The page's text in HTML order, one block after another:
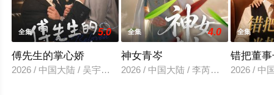
全集 5.0
傅先生的掌心娇
2026 / 中国大陆 / 吴宇航＆郑千亦
全集 4.0
神女青岑
2026 / 中国大陆 / 李芮峤＆张媛媛
全集
错把董
2026 / 中